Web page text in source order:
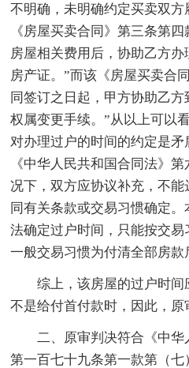
不明确，未明确约定买卖双方
《房屋买卖合同》第三条第
房屋相关费用后，协助乙方
房产证。”而该《房屋买卖合
同签订之日起，甲方协助乙
权属变更手续。”从以上可以
对办理过户的时间的约定是
《中华人民共和国合同法》
况下，双方应协议补充，不
同有关条款或交易习惯确定
法确定过户时间，只能按交
一般交易习惯为付清全部房款
综上，该房屋的过户时间
不是给付首付款时，因此，原
二、原审判决符合《中华
第一百七十九条第一款第（